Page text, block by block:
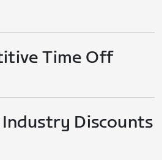
Time Off
Discounts